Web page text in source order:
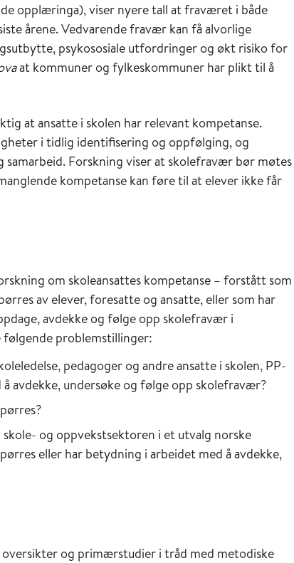
opplæringa), viser nyere tall at fraværet i både
årene. Vedvarende fravær kan få alvorlige
psykososiale utfordringer og økt risiko for
at kommuner og fylkeskommuner har plikt til å
at ansatte i skolen har relevant kompetanse.
i tidlig identifisering og oppfølging, og
Forskning viser at skolefravær bør møtes
kompetanse kan føre til at elever ikke får
om skoleansattes kompetanse – forstått som
av elever, foresatte og ansatte, eller som har
avdekke og følge opp skolefravær i
problemstillinger:
pedagoger og andre ansatte i skolen, PP-
avdekke, undersøke og følge opp skolefravær?
og oppvekstsektoren i et utvalg norske
eller har betydning i arbeidet med å avdekke,
og primærstudier i tråd med metodiske